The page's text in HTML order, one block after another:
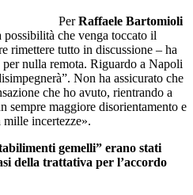
PerRaffaele Bartomioli
che venga toccato il
rimettere tutto in discussione – ha
nulla remota. Riguardo a Napoli
Non ha assicurato che
che ho avuto, rientrando a
sempre maggiore disorientamento e
incertezze».
gemelli” erano stati
della trattativa per l’accordo